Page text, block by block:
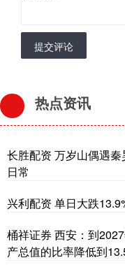
提交评论
热点资讯
长胜配资 万岁山偶遇
日常
兴利配资 单日大跌
桶祥证券 西安：到
产总值的比率降低到